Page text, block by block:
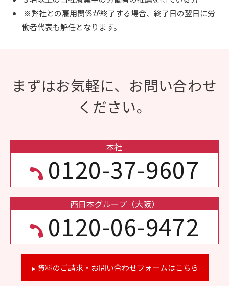
※弊社との雇用関係が終了する場合、終了日の翌日に労
働者代表も解任となります。
まずはお気軽に、お問い合わせ
ください。
本社
0120-37-9607
西日本グループ（大阪）
0120-06-9472
▶資料のご請求・お問い合わせフォームはこちら